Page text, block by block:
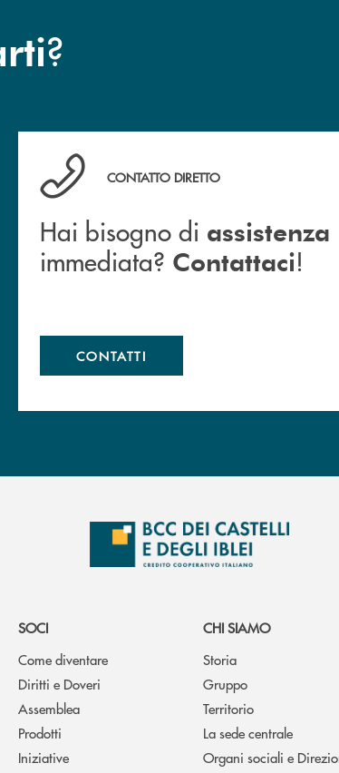
?
Hai bisogno di assistenza immediata?
CONTATTO DIRETTO
Hai bisogno di assistenza
immediata? Contattaci!
CONTATTI
SOCI
Come diventare
Diritti e Doveri
Assemblea
Prodotti
Iniziative
CHI SIAMO
Storia
Gruppo
Territorio
La sede centrale
Organi sociali e